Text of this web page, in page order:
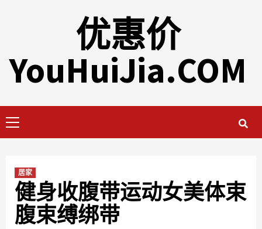
优惠价
YouHuiJia.COM
Menu
居家
健身收腹带运动女美体束
腹束缚绑带